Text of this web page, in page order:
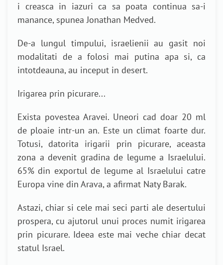
i creasca in iazuri ca sa poata continua sa-i
manance, spunea Jonathan Medved.
De-a lungul timpului, israelienii au gasit noi
modalitati de a folosi mai putina apa si, ca
intotdeauna, au inceput in desert.
Irigarea prin picurare...
Exista povestea Aravei. Uneori cad doar 20 ml
de ploaie intr-un an. Este un climat foarte dur.
Totusi, datorita irigarii prin picurare, aceasta
zona a devenit gradina de legume a Israelului.
65% din exportul de legume al Israelului catre
Europa vine din Arava, a afirmat Naty Barak.
Astazi, chiar si cele mai seci parti ale desertului
prospera, cu ajutorul unui proces numit irigarea
prin picurare. Ideea este mai veche chiar decat
statul Israel.